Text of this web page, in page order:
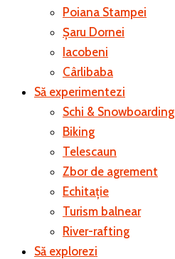
Poiana Stampei
Șaru Dornei
Iacobeni
Cârlibaba
Să experimentezi
Schi & Snowboarding
Biking
Telescaun
Zbor de agrement
Echitație
Turism balnear
River-rafting
Să explorezi